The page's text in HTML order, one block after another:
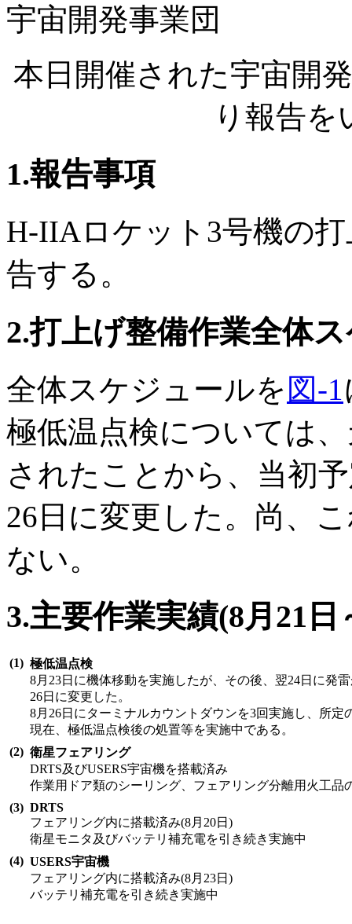
宇宙開発事業団
本日開催された宇宙開
り報告を
1.報告事項
H-IIAロケット3号機の
告する。
2.打上げ整備作業全体
全体スケジュールを 図-1
極低温点検については
されたことから、当初
26日に変更した。尚、
ない。
3.主要作業実績(8月21日
(1) 極低温点検
8月23日に機体移動を実施したが、その後、翌24日に発
26日に変更した。
8月26日にターミナルカウントダウンを3回実施し、所
現在、極低温点検後の処置等を実施中である。
(2) 衛星フェアリング
DRTS及びUSERS宇宙機を搭載済み
作業用ドア類のシーリング、フェアリング分離用火工品
(3) DRTS
フェアリング内に搭載済み(8月20日)
衛星モニタ及びバッテリ補充電を引き続き実施中
(4) USERS宇宙機
フェアリング内に搭載済み(8月23日)
バッテリ補充電を引き続き実施中